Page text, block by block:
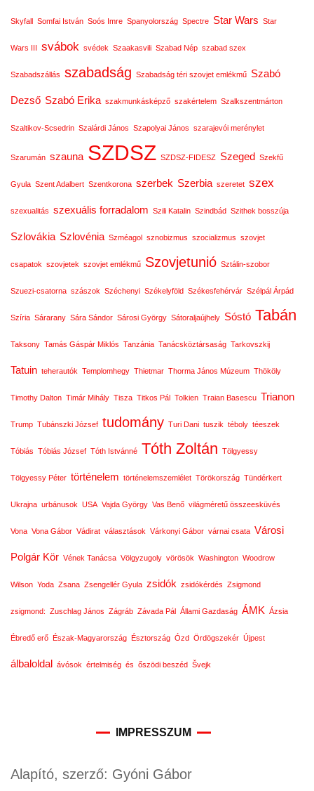
Skyfall Somfai István Soós Imre Spanyolország Spectre Star Wars Star
Wars III svábok svédek Szaakasvili Szabad Nép szabad szex
Szabadszállás szabadság Szabadság téri szovjet emlékmű Szabó
Dezső Szabó Erika szakmunkásképző szakértelem Szalkszentmárton
Szaltikov-Scsedrin Szalárdi János Szapolyai János szarajevói merénylet
Szarumán szauna SZDSZ SZDSZ-FIDESZ Szeged Szekfű
Gyula Szent Adalbert Szentkorona szerbek Szerbia szeretet szex
szexualitás szexuális forradalom Szili Katalin Szindbád Szithek bosszúja
Szlovákia Szlovénia Szméagol sznobizmus szocializmus szovjet
csapatok szovjetek szovjet emlékmű Szovjetunió Sztálin-szobor
Szuezi-csatorna szászok Széchenyi Székelyföld Székesfehérvár Szélpál Árpád
Szíria Sárarany Sára Sándor Sárosi György Sátoraljaújhely Sóstó Tabán
Taksony Tamás Gáspár Miklós Tanzánia Tanácsköztársaság Tarkovszkij
Tatuin teherautók Templomhegy Thietmar Thorma János Múzeum Thököly
Timothy Dalton Timár Mihály Tisza Titkos Pál Tolkien Traian Basescu Trianon
Trump Tubánszki József tudomány Turi Dani tuszik téboly téeszek
Tóbiás Tóbiás József Tóth Istvánné Tóth Zoltán Tölgyessy
Tölgyessy Péter történelem történelemszemlélet Törökország Tündérkert
Ukrajna urbánusok USA Vajda György Vas Benő világméretű összeesküvés
Vona Vona Gábor Vádirat választások Várkonyi Gábor várnai csata Városi
Polgár Kör Vének Tanácsa Völgyzugoly vörösök Washington Woodrow
Wilson Yoda Zsana Zsengellér Gyula zsidók zsidókérdés Zsigmond
zsigmond: Zuschlag János Zágráb Závada Pál Állami Gazdaság ÁMK Ázsia
Ébredő erő Észak-Magyarország Észtország Ózd Ördögszekér Újpest
álbaloldal ávósok értelmiség és őszödi beszéd Švejk
IMPRESSZUM
Alapító, szerző: Gyóni Gábor